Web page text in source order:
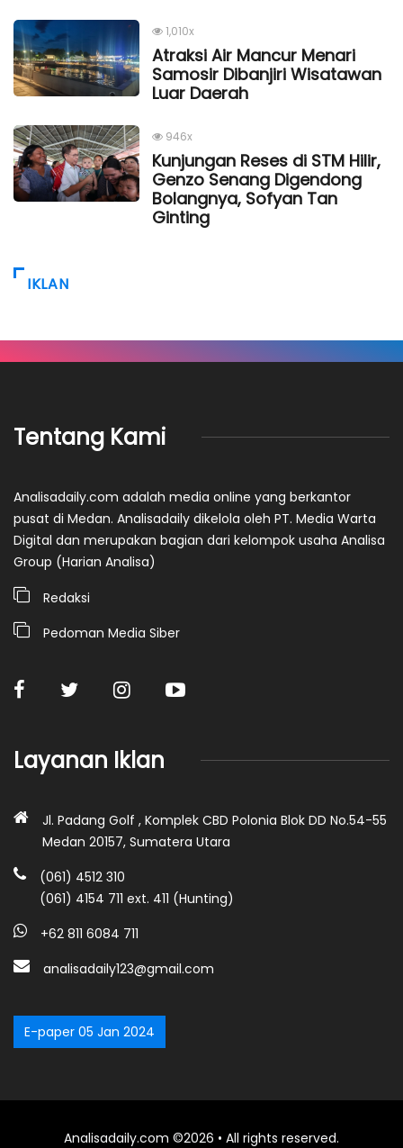
1,010x
Atraksi Air Mancur Menari
Samosir Dibanjiri Wisatawan
Luar Daerah
946x
Kunjungan Reses di STM Hilir,
Genzo Senang Digendong
Bolangnya, Sofyan Tan
Ginting
IKLAN
Tentang Kami
Analisadaily.com adalah media online yang berkantor
pusat di Medan. Analisadaily dikelola oleh PT. Media Warta
Digital dan merupakan bagian dari kelompok usaha Analisa
Group (Harian Analisa)
Redaksi
Pedoman Media Siber
Layanan Iklan
Jl. Padang Golf , Komplek CBD Polonia Blok DD No.54-55
Medan 20157, Sumatera Utara
(061) 4512 310
(061) 4154 711 ext. 411 (Hunting)
+62 811 6084 711
analisadaily123@gmail.com
E-paper 05 Jan 2024
Analisadaily.com ©2026 • All rights reserved.